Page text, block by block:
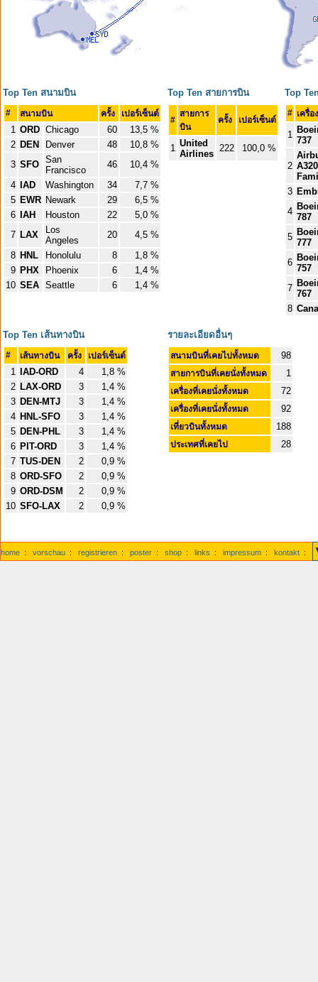
Top Ten สนามบิน
# สนามบิน ครั้ง เปอร์เซ็นต์
1 ORD Chicago 60
13,5 %
2 DEN Denver 48
10,8 %
3 SFO San
Francisco
46
10,4 %
4
IAD Washington 34
7,7 %
5 EWR Newark 29
6,5 %
6
IAH Houston 22
5,0 %
7 LAX
Los
Angeles
20
4,5 %
8 HNL Honolulu 8
1,8 %
9 PHX Phoenix 6
1,4 %
10 SEA Seattle 6 1,4 %
Top Ten สายการบิน
#
สายการ
บิน
ครั้ง เปอร์เซ็นต์
1 United
Airlines
222 100,0 %
Top
# เครื่
1
737
2 A320
3
4
787
5
777
6
757
7
767
8
Top Ten เส้นทางบิน
# เส้นทางบิน ครั้ง เปอร์เซ็นต์
1 IAD-ORD 4
1,8 %
2 LAX-ORD 3
1,4 %
3 DEN-MTJ 3
1,4 %
4 HNL-SFO 3
1,4 %
5 DEN-PHL 3
1,4 %
6 PIT-ORD 3
1,4 %
7 TUS-DEN 2
0,9 %
8 ORD-SFO 2
0,9 %
9 ORD-DSM 2
0,9 %
10 SFO-LAX 2 0,9 %
รายละเอียดอื่นๆ
สนามบินที่เคยไปทั้งหมด 98
สายการบินที่เคยนั่งทั้งหมด 1
เครื่องที่เคยนั่งทั้งหมด 72
เครื่องที่เคยนั่งทั้งหมด 92
เที่ยวบินทั้งหมด 188
ประเทศที่เคยไป 28
home : vorschau : registrieren : poster : shop : links : impressum : kontakt :